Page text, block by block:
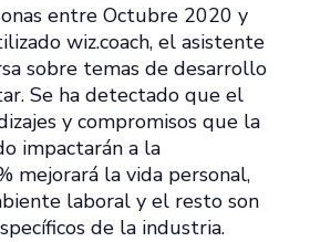
entre Octubre 2020 y
wiz.coach, el asistente
sobre temas de desarrollo
Se ha detectado que el
y compromisos que la
impactarán a la
mejorará la vida personal,
laboral y el resto son
de la industria.